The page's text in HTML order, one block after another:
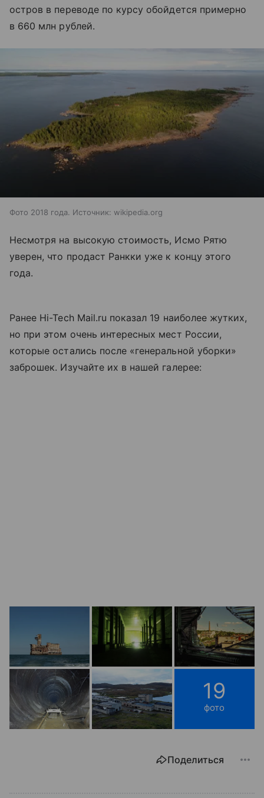
остров в переводе по курсу обойдется примерно
в 660 млн рублей.
Фото 2018 года. Источник: wikipedia.org
Несмотря на высокую стоимость, Исмо Рятю
уверен, что продаст Ранкки уже к концу этого
года.
Ранее Hi-Tech Mail.ru показал 19 наиболее жутких,
но при этом очень интересных мест России,
которые остались после «генеральной уборки»
заброшек. Изучайте их в нашей галерее:
19
фото
Поделиться